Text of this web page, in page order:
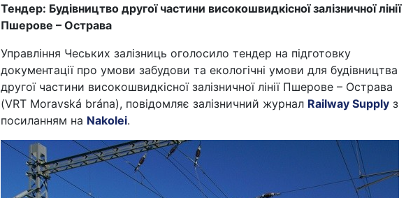
Тендер: Будівництво другої частини високошвидкісної залізничної лінії
Пшерове – Острава
Управління Чеських залізниць оголосило тендер на підготовку
документації про умови забудови та екологічні умови для будівництва
другої частини високошвидкісної залізничної лінії Пшерове – Острава
(VRT Moravská brána), повідомляє залізничний журнал Railway Supply з
посиланням на Nakolei.